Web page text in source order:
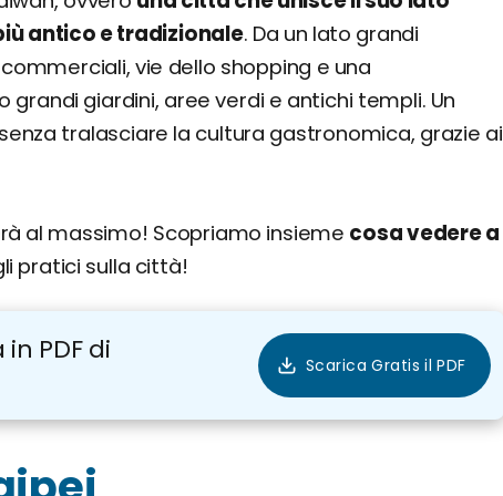
migliore
voli e hotel
antico e tradizionale. Da un lato grandi
vie dello shopping e una
giardini, aree verdi e antichi templi. Un
tralasciare la cultura gastronomica, grazie ai
al massimo! Scopriamo insieme cosa vedere a
pratici sulla città!
PDF di